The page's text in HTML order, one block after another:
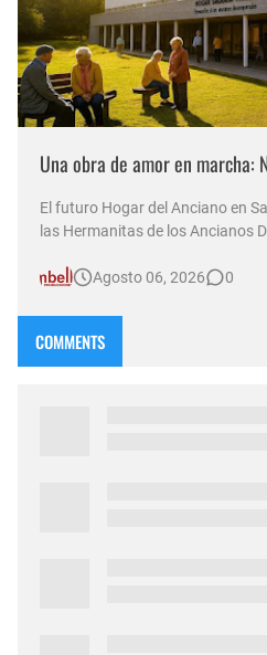
Una obra de amor en marcha:
El futuro Hogar del Anciano en
las Hermanitas de los Ancianos
Compasión —conducido por Norma Abadie y transmitido aAgosto 06, 2026 0
COMMENTS